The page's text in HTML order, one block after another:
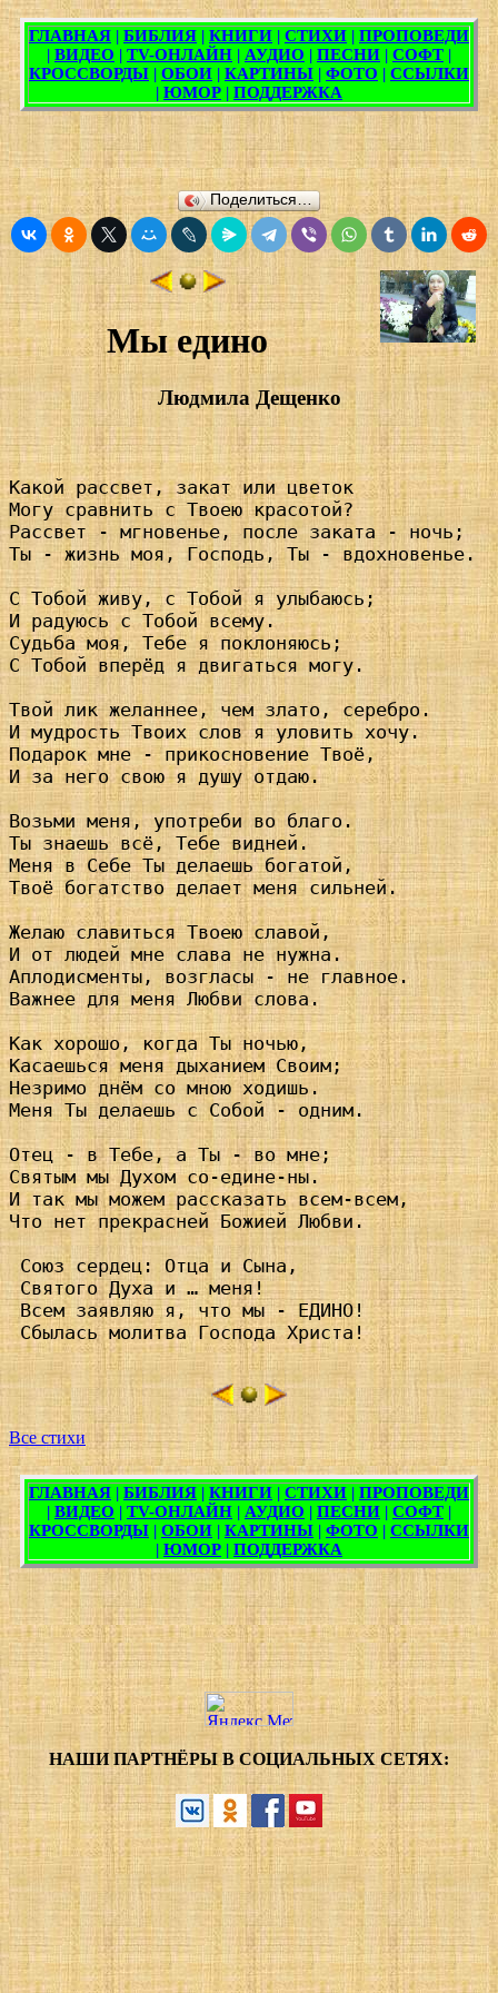
Поделиться…
Мы едино
Людмила Дещенко
Какой рассвет, закат или цветок
Могу сравнить с Твоею красотой?
Рассвет - мгновенье, после заката - ночь;
Ты - жизнь моя, Господь, Ты - вдохновенье.
С Тобой живу, с Тобой я улыбаюсь;
И радуюсь с Тобой всему.
Судьба моя, Тебе я поклоняюсь;
С Тобой вперёд я двигаться могу.
Твой лик желаннее, чем злато, серебро.
И мудрость Твоих слов я уловить хочу.
Подарок мне - прикосновение Твоё,
И за него свою я душу отдаю.
Возьми меня, употреби во благо.
Ты знаешь всё, Тебе видней.
Меня в Себе Ты делаешь богатой,
Твоё богатство делает меня сильней.
Желаю славиться Твоею славой,
И от людей мне слава не нужна.
Аплодисменты, возгласы - не главное.
Важнее для меня Любви слова.
Как хорошо, когда Ты ночью,
Касаешься меня дыханием Своим;
Незримо днём со мною ходишь.
Меня Ты делаешь с Собой - одним.
Отец - в Тебе, а Ты - во мне;
Святым мы Духом со-едине-ны.
И так мы можем рассказать всем-всем,
Что нет прекрасней Божией Любви.
Союз сердец: Отца и Сына,
Святого Духа и … меня!
Всем заявляю я, что мы - ЕДИНО!
Сбылась молитва Господа Христа!
Все стихи